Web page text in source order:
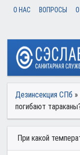
О НАС ВОПРОСЫ
Дезинсекция СПб »
погибают
При какой